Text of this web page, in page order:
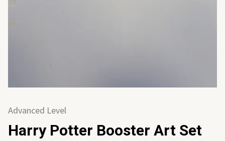
Advanced Level
Harry Potter Booster Art Set